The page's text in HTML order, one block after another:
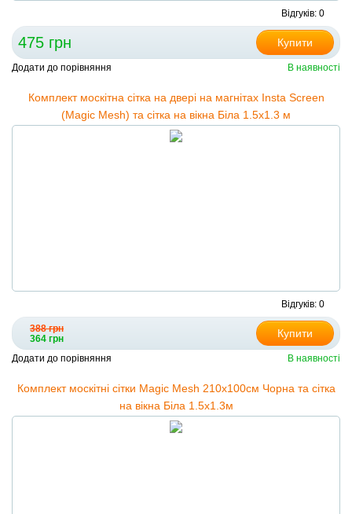
Відгуків: 0
475 грн Купити
Додати до порівняння В наявності
Комплект москітна сітка на двері на магнітах Insta Screen
(Magic Mesh) та сітка на вікна Біла 1.5х1.3 м
Відгуків: 0
388 грн
364 грн
Купити
Додати до порівняння В наявності
Комплект москітні сітки Magic Mesh 210x100см Чорна та сітка
на вікна Біла 1.5х1.3м